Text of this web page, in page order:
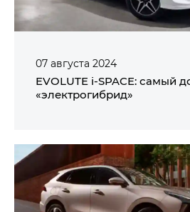
07 августа 2024
EVOLUTE i‑SPACE: самый
«электрогибрид»